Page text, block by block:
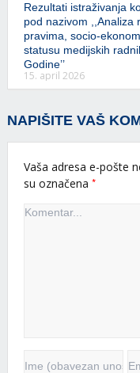
Rezultati istraživanja
pod nazivom ,,Analiza
pravima, socio-
statusu medijskih
Godine’’
15. april 2026
NAPIŠITE VAŠ
Vaša adresa e-pošte
su označena *